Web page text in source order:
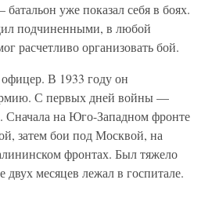
уже показал себя в боях.
подчиненными, в любой
расчетливо организовать бой.
В 1933 году он
С первых дней войны —
Сначала на Юго-Западном фронте
затем бои под Москвой, на
фронтах. Был тяжело
двух месяцев лежал в госпитале.